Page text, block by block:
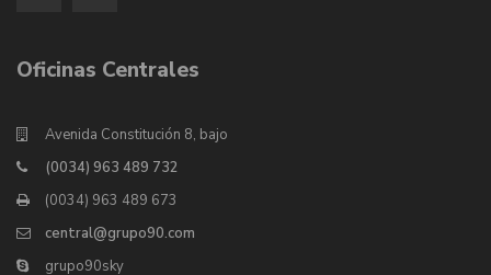
Oficinas Centrales
Avenida Constitución 8, bajo
(0034) 963 489 732
(0034) 963 489 673
central@grupo90.com
grupo90sky